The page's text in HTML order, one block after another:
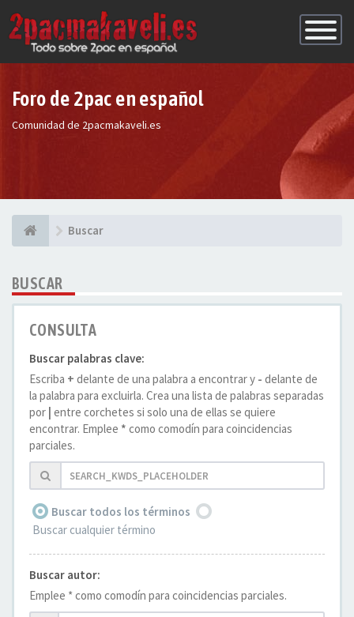
de
Foro de 2pac en español
Comunidad de 2pacmakaveli.es
Buscar
BUSCAR
CONSULTA
Buscar palabras clave:
Escriba + delante de una palabra a encontrar y - delante de
la palabra para excluirla. Crea una lista de palabras separadas
por | entre corchetes si solo una de ellas se quiere
encontrar. Emplee * como comodín para coincidencias
parciales.
Buscar todos los términos
Buscar cualquier término
Buscar autor:
Emplee * como comodín para coincidencias parciales.